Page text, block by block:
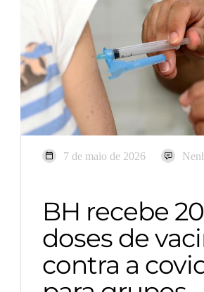
7 de maio de 2026
BH recebe
doses de
contra a